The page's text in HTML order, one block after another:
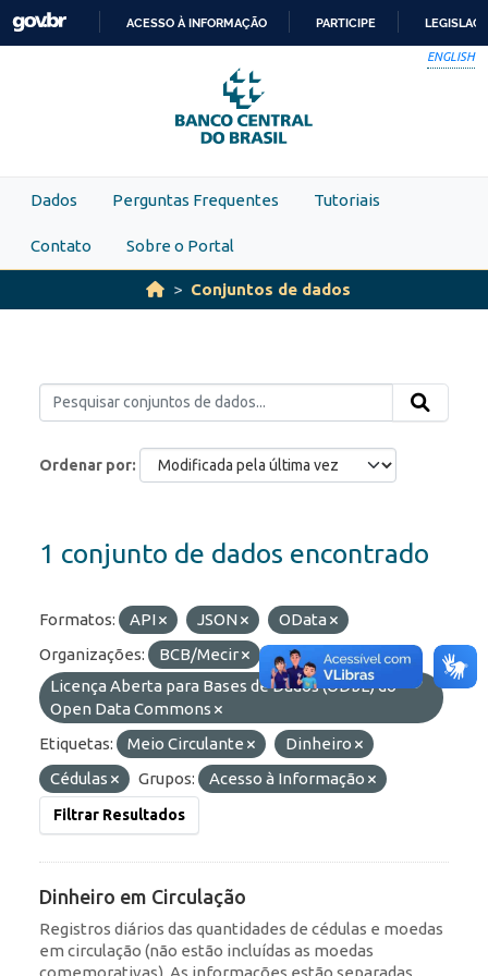
Skip to main content
PARA
O
CONTEÚDO
ACESSO À INFORMAÇÃO PARTICIPE
ENGLISH
Dados Perguntas Frequentes Tutoriais
Contato Sobre o Portal
Conjuntos de dados
Ordenar por
1 conjunto de dados encontrado
Formatos: API JSON
OData
Organizações:
BCB/Mecir
Licenças:
Licença Aberta para Bases de Dados (ODbL) do
Open Data Commons
Etiquetas:
Meio Circulante
Dinheiro
Cédulas
Grupos: Acesso à Informação
Filtrar Resultados
Dinheiro em Circulação
Registros diários das quantidades de cédulas e moedas
em circulação (não estão incluídas as moedas